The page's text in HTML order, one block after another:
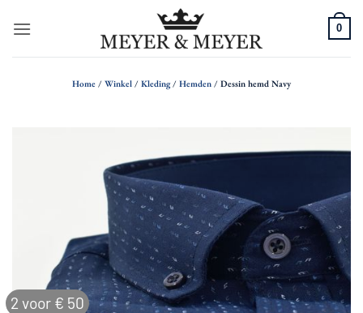
naar
0
Home / Winkel / Kleding/ Hemden / Dessin hemd Navy
2 voor € 50